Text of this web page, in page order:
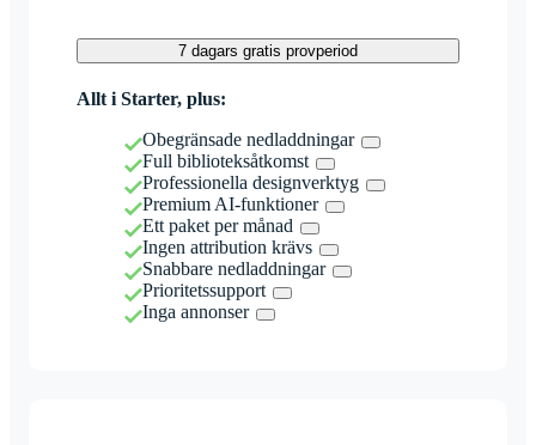
7 dagars gratis provperiod
Allt i Starter, plus:
Obegränsade nedladdningar
Full biblioteksåtkomst
Professionella designverktyg
Premium AI-funktioner
Ett paket per månad
Ingen attribution krävs
Snabbare nedladdningar
Prioritetssupport
Inga annonser